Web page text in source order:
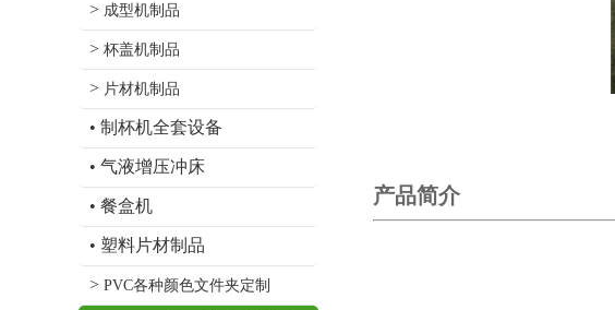
> 成型机制品
> 杯盖机制品
> 片材机制品
• 制杯机全套设备
• 气液增压冲床
• 餐盒机
• 塑料片材制品
> PVC各种颜色文件夹定制
产品简介